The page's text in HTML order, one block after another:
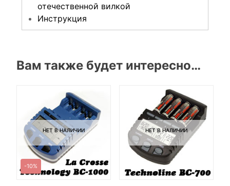
отечественной вилкой
Инструкция
Вам также будет интересно…
НЕТ В НАЛИЧИИ
-10%
НЕТ В НАЛИЧИИ